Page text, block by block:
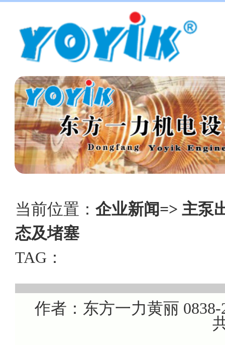
当前位置： 企业新闻=> 主泵
态及堵塞
TAG：
作者：东方一力黄丽